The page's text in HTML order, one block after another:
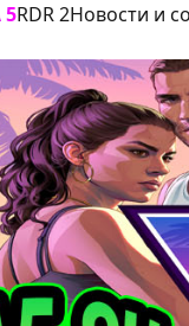
5RDR 2Новости и